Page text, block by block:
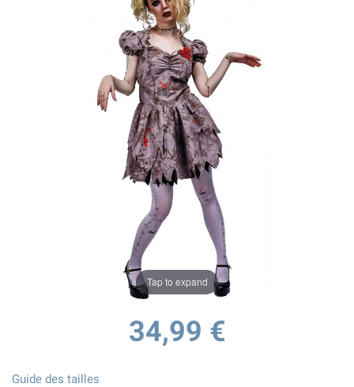
Tap to expand
34,99 €
Guide des tailles